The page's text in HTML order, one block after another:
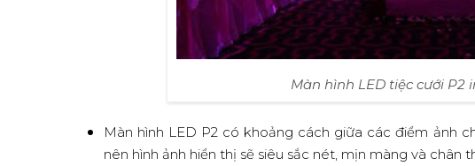
Màn hình LED tiệc cưới P2
Màn hình LED P2 có khoảng cách giữa các điểm ảnh
nên hình ảnh hiển thị sẽ siêu sắc nét, mịn màng và chân